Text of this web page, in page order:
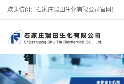
欢迎访问：石家庄瑞田生化有限公司官网！